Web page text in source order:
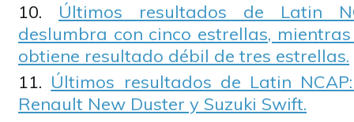
Últimos resultados de Latin
deslumbra con cinco estrellas,
obtiene resultado débil de tres estrellas.
Últimos resultados de Latin
Renault New Duster y Suzuki Swift.